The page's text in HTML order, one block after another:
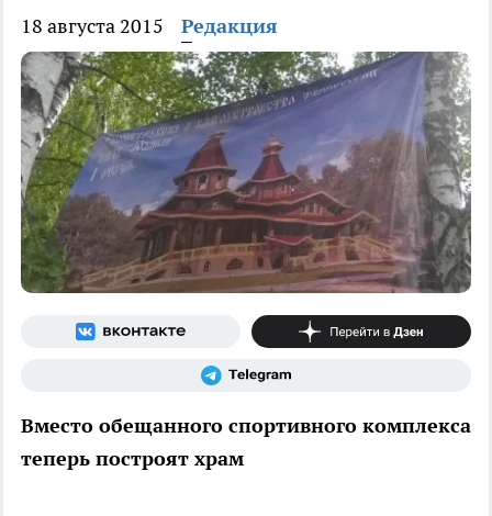
18 августа 2015 Редакция
Вместо обещанного спортивного комплекса
теперь построят храм